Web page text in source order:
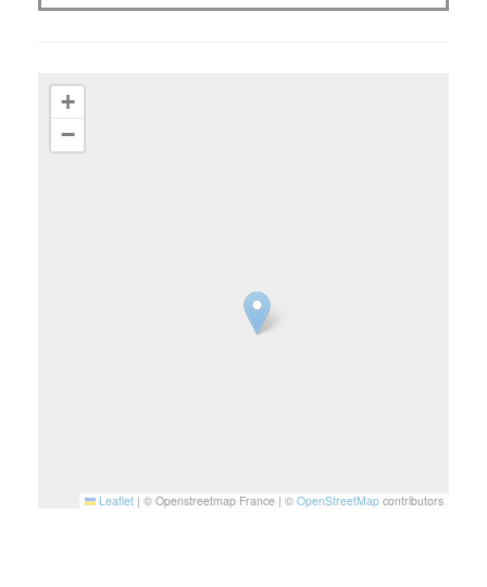
+
−
Leaflet | © Openstreetmap France | © OpenStreetMap contributors